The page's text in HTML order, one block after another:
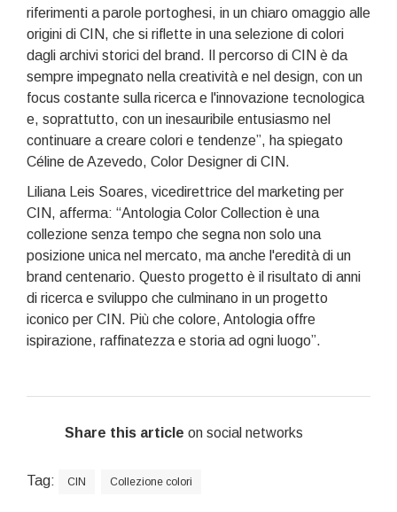
riferimenti a parole portoghesi, in un chiaro omaggio alle
origini di CIN, che si riflette in una selezione di colori
dagli archivi storici del brand. Il percorso di CIN è da
sempre impegnato nella creatività e nel design, con un
focus costante sulla ricerca e l'innovazione tecnologica
e, soprattutto, con un inesauribile entusiasmo nel
continuare a creare colori e tendenze”, ha spiegato
Céline de Azevedo, Color Designer di CIN.
Liliana Leis Soares, vicedirettrice del marketing per
CIN, afferma: “Antologia Color Collection è una
collezione senza tempo che segna non solo una
posizione unica nel mercato, ma anche l'eredità di un
brand centenario. Questo progetto è il risultato di anni
di ricerca e sviluppo che culminano in un progetto
iconico per CIN. Più che colore, Antologia offre
ispirazione, raffinatezza e storia ad ogni luogo”.
Share this article on social networks
Tag: CIN Collezione colori